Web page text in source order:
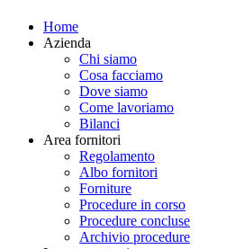
Home
Azienda
Chi siamo
Cosa facciamo
Dove siamo
Come lavoriamo
Bilanci
Area fornitori
Regolamento
Albo fornitori
Forniture
Procedure in corso
Procedure concluse
Archivio procedure